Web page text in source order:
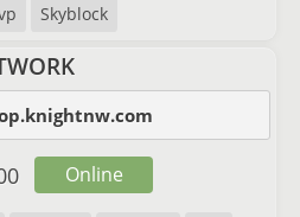
Skyblock
Online